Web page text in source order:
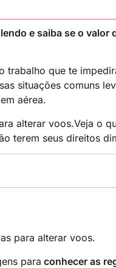
e saiba se o valor
trabalho que te
situações comuns
aérea.
alterar voos.Veja o
terem seus direitos
para alterar voos.
para conhecer as